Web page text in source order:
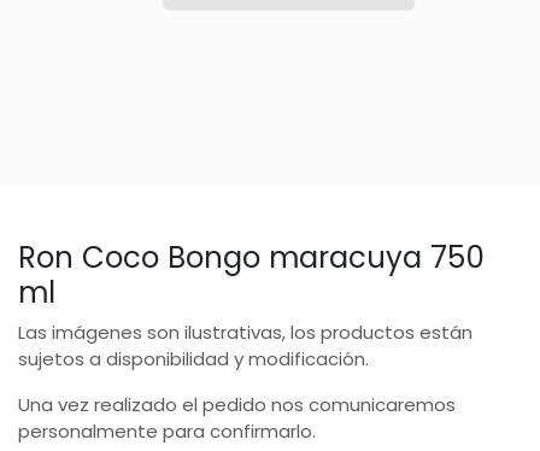
Ron Coco Bongo maracuya 750
ml
Las imágenes son ilustrativas, los productos están
sujetos a disponibilidad y modificación.
Una vez realizado el pedido nos comunicaremos
personalmente para confirmarlo.